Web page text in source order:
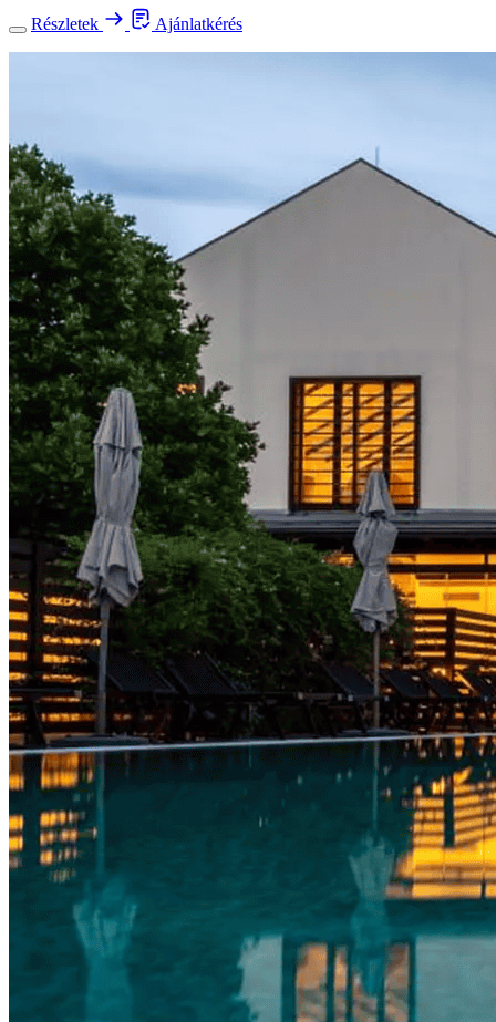
Részletek Ajánlatkérés